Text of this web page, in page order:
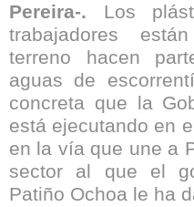
Pereira-. Los
trabajadores
terreno hacen
aguas de
concreta que la
está ejecutando en
en la vía que une a
sector al que el
Patiño Ochoa le ha